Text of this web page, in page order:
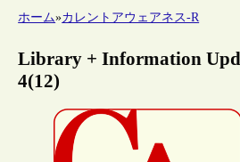
ホーム»カレントアウェアネス-R
Library + Information
4(12)